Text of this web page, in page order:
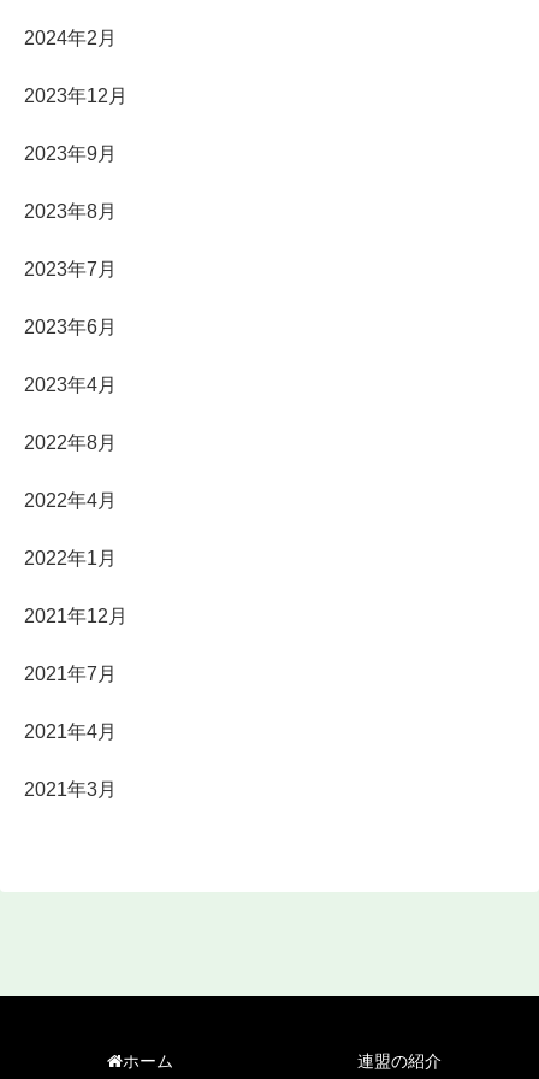
2024年2月
2023年12月
2023年9月
2023年8月
2023年7月
2023年6月
2023年4月
2022年8月
2022年4月
2022年1月
2021年12月
2021年7月
2021年4月
2021年3月
ホーム 連盟の紹介